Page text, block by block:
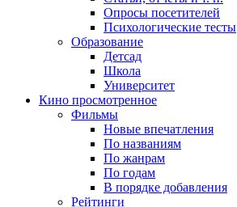
Опросы посетителей
Психологические тесты
Образование
Детсад
Школа
Университет
Кино просмотренное
Фильмы
Новые впечатления
По названиям
По жанрам
По годам
В порядке добавления
Рейтинги